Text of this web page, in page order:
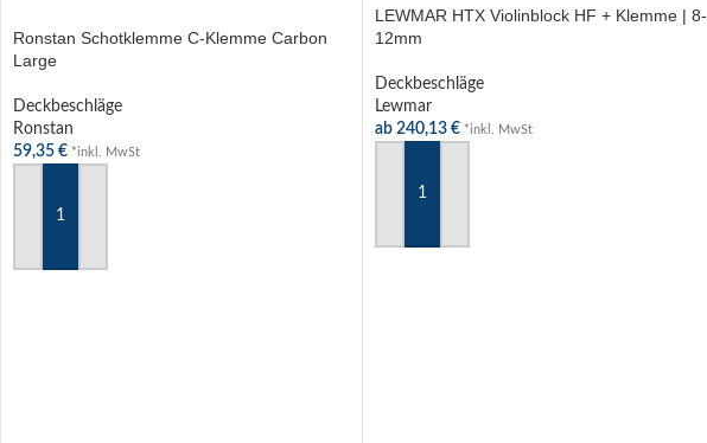
Ronstan Schotklemme C-Klemme Carbon
Large
Deckbeschläge
Ronstan
59,35 € *inkl. MwSt
LEWMAR HTX Violinblock HF + Klemme | 8-
12mm
Deckbeschläge
Lewmar
ab 240,13 € *inkl. MwSt